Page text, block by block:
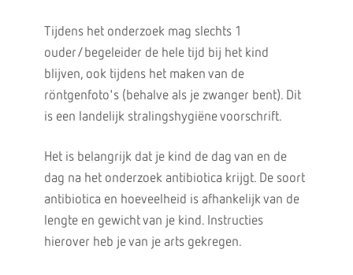
Tijdens het onderzoek mag slechts 1
ouder/begeleider de hele tijd bij het kind
blijven, ook tijdens het maken van de
röntgenfoto's (behalve als je zwanger bent). Dit
is een landelijk stralingshygiëne voorschrift.
Het is belangrijk dat je kind de dag van en de
dag na het onderzoek antibiotica krijgt. De soort
antibiotica en hoeveelheid is afhankelijk van de
lengte en gewicht van je kind. Instructies
hierover heb je van je arts gekregen.